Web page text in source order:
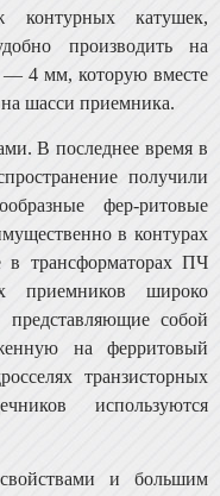
контурных кату­шек,
производить на
— 4 мм, которую вме­сте
шасси прием­ника.
В последнее время в
получили
фер-ритовые
в контурах
тран­сформаторах ПЧ
прием­ников широко
собой
на ферритовый
транзисторных
используются
и боль­шим